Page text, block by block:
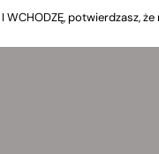
WCHODZĘ, potwierdzasz,